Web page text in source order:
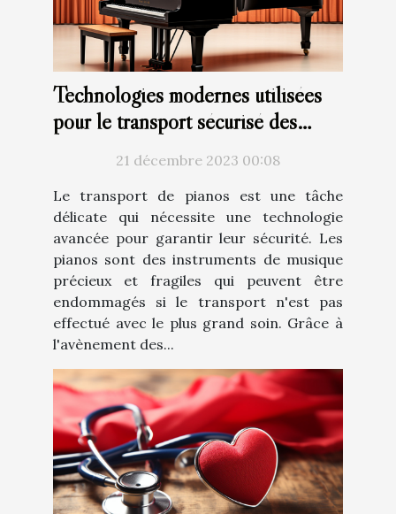
Technologies modernes utilisées
pour le transport sécurisé des
21 décembre 2023 00:08
Le transport de pianos est une tâche
délicate qui nécessite une technologie
avancée pour garantir leur sécurité. Les
pianos sont des instruments de musique
précieux et fragiles qui peuvent être
endommagés si le transport n'est pas
effectué avec le plus grand soin. Grâce à
l'avènement des...